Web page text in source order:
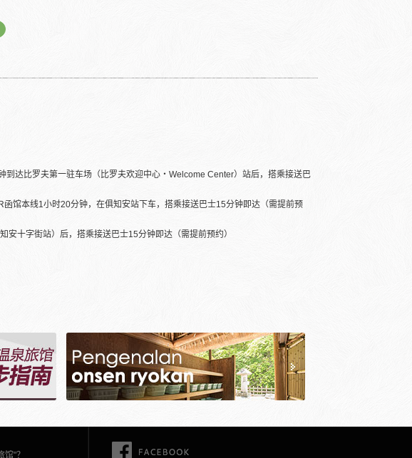
到达比罗夫第一驻车场（比罗夫欢迎中心・Welcome Center）站后，搭乘接送巴
馆本线1小时20分钟，在俱知安站下车，搭乘接送巴士15分钟即达（需提前预
安十字街站）后，搭乘接送巴士15分钟即达（需提前预约）
"？